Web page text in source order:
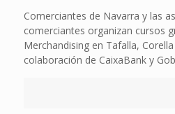
Comerciantes de Navarra y las
comerciantes organizan cursos
Merchandising en Tafalla,
colaboración de CaixaBank y